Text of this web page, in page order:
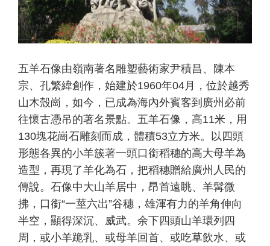
五羊石像由嶺南著名雕塑藝術家尹積昌、陳本
宗、孔繁緯創作，始建於1960年04月，位於越秀
山木殼崗，如今，已成為海內外賓客到廣州必前
往懷古憑吊的著名景點。五羊石像，高11米，用
130塊花崗石雕刻而成，體積53立方米。以四頭
形態各異的小羊簇著一頭口銜稻穗的高大母羊為
造型，再現了羊化為石，把稻穗贈給廣州人民的
傳說。石像中大山羊居中，昂首遠眺、羊髯微
拂，口銜“一莖六出”谷穗，雄渾有力的羊角伸向
半空，顯得深沉、威武。余下四頭山羊環列四
周，或小羊跪乳、或母羊回首、或吃草飲水、或